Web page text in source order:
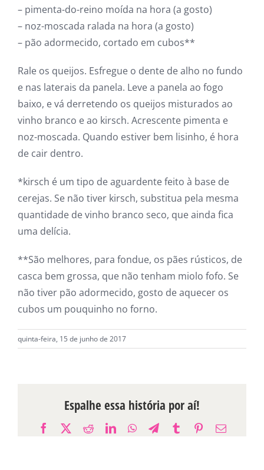
– pimenta-do-reino moída na hora (a gosto)
– noz-moscada ralada na hora (a gosto)
– pão adormecido, cortado em cubos**
Rale os queijos. Esfregue o dente de alho no fundo
e nas laterais da panela. Leve a panela ao fogo
baixo, e vá derretendo os queijos misturados ao
vinho branco e ao kirsch. Acrescente pimenta e
noz-moscada. Quando estiver bem lisinho, é hora
de cair dentro.
*kirsch é um tipo de aguardente feito à base de
cerejas. Se não tiver kirsch, substitua pela mesma
quantidade de vinho branco seco, que ainda fica
uma delícia.
**São melhores, para fondue, os pães rústicos, de
casca bem grossa, que não tenham miolo fofo. Se
não tiver pão adormecido, gosto de aquecer os
cubos um pouquinho no forno.
quinta-feira, 15 de junho de 2017
Espalhe essa história por aí!
Facebook RedditLinkedInWhatsApp
Telegram
TumblrPinterest
E-